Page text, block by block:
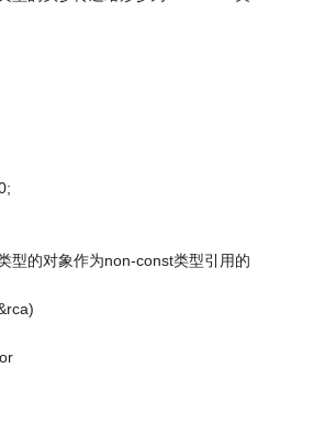
型的对象作为non-const类型引用的